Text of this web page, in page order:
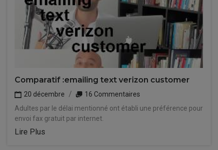
Comparatif :emailing text verizon customer
20 décembre
16 Commentaires
Adultes par le délai mentionné ont établi une préférence pour
envoi fax gratuit par internet.
Lire Plus